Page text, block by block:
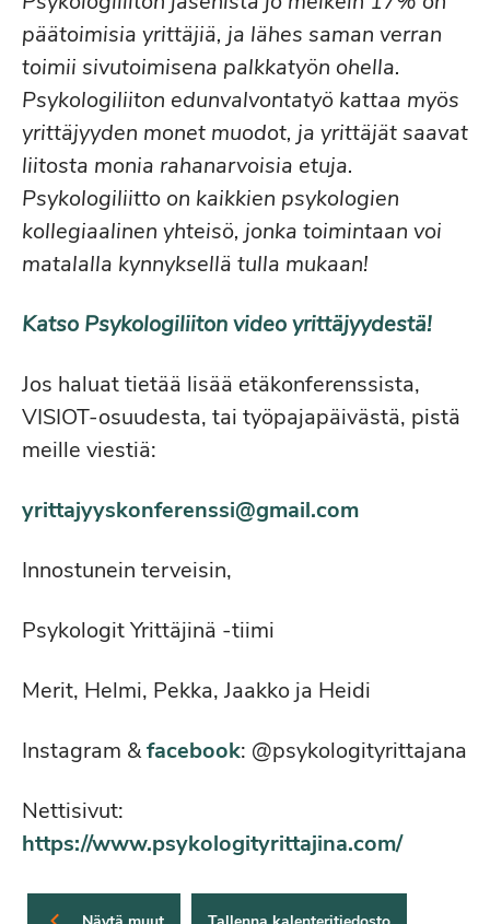
päätoimisia yrittäjiä, ja lähes saman verran
toimii sivutoimisena palkkatyön ohella.
Psykologiliiton edunvalvontatyö kattaa myös
yrittäjyyden monet muodot, ja yrittäjät saavat
liitosta monia rahanarvoisia etuja.
Psykologiliitto on kaikkien psykologien
kollegiaalinen yhteisö, jonka toimintaan voi
matalalla kynnyksellä tulla mukaan!
Katso Psykologiliiton video yrittäjyydestä!
Jos haluat tietää lisää etäkonferenssista,
VISIOT-osuudesta, tai työpajapäivästä, pistä
meille viestiä:
yrittajyyskonferenssi@gmail.com
Innostunein terveisin,
Psykologit Yrittäjinä -tiimi
Merit, Helmi, Pekka, Jaakko ja Heidi
Instagram &facebook: @psykologityrittajana
Nettisivut:
https://www.psykologityrittajina.com/